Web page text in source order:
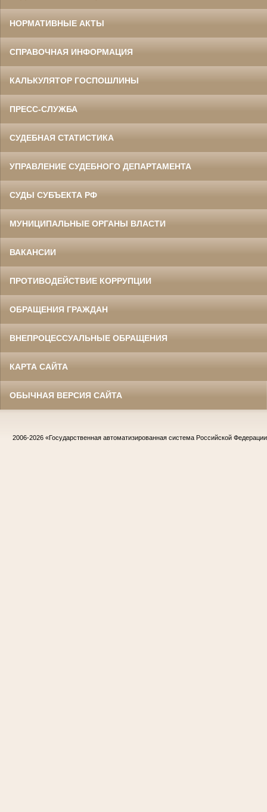
НОРМАТИВНЫЕ АКТЫ
СПРАВОЧНАЯ ИНФОРМАЦИЯ
КАЛЬКУЛЯТОР ГОСПОШЛИНЫ
ПРЕСС-СЛУЖБА
СУДЕБНАЯ СТАТИСТИКА
УПРАВЛЕНИЕ СУДЕБНОГО ДЕПАРТАМЕНТА
СУДЫ СУБЪЕКТА РФ
МУНИЦИПАЛЬНЫЕ ОРГАНЫ ВЛАСТИ
ВАКАНСИИ
ПРОТИВОДЕЙСТВИЕ КОРРУПЦИИ
ОБРАЩЕНИЯ ГРАЖДАН
ВНЕПРОЦЕССУАЛЬНЫЕ ОБРАЩЕНИЯ
КАРТА САЙТА
ОБЫЧНАЯ ВЕРСИЯ САЙТА
2006-2026 «Государственная автоматизированная система Российской